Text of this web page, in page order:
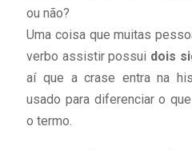
ou não?
Uma coisa que muitas
verbo assistir possui dois
aí que a crase entra na
usado para diferenciar o
o termo.